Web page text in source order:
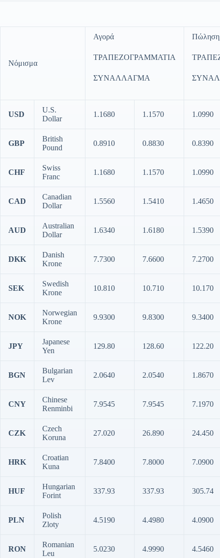
Νόμισμα
Αγορά
ΤΡΑΠΕΖΟΓΡΑΜΜΑΤΙΑ
ΣΥΝΑΛΛΑΓΜΑ
Πώληση
USD
U.S.
Dollar
1.1680 1.1570 1.0990
GBP
British
Pound
0.8910 0.8830 0.8390
CHF
Swiss
Franc
1.1680 1.1570 1.0990
CAD
Canadian
Dollar
1.5560 1.5410 1.4650
AUD
Australian
Dollar
1.6340 1.6180 1.5390
DKK
Danish
Krone
7.7300 7.6600 7.2700
SEK
Swedish
Krone
10.810 10.710 10.170
NOK
Norwegian
Krone
9.9300 9.8300 9.3400
JPY
Japanese
Yen
129.80 128.60 122.20
BGN
Bulgarian
Lev
2.0640 2.0540 1.8670
CNY
Chinese
Renminbi
7.9545 7.9545 7.1970
CZK
Czech
Koruna
27.020 26.890 24.450
HRK
Croatian
Kuna
7.8400 7.8000 7.0900
HUF
Hungarian
Forint
337.93 337.93 305.74
PLN
Polish
Zloty
4.5190 4.4980 4.0900
RON
Romanian
Leu
5.0230 4.9990 4.5460